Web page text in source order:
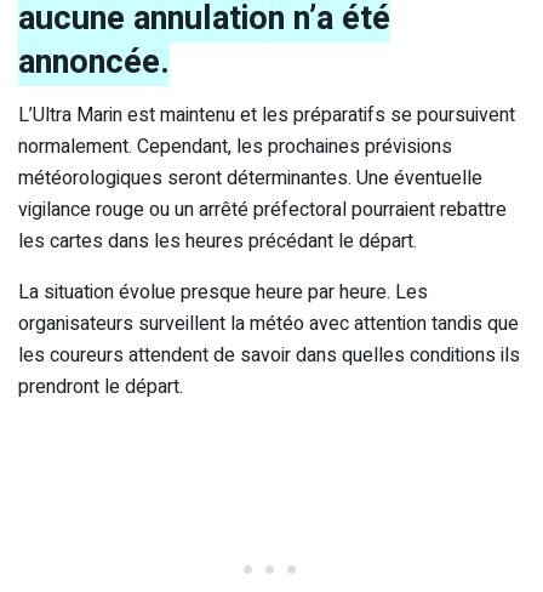
aucune annulation n’a été
annoncée.
L’Ultra Marin est maintenu et les préparatifs se poursuivent
normalement. Cependant, les prochaines prévisions
météorologiques seront déterminantes. Une éventuelle
vigilance rouge ou un arrêté préfectoral pourraient rebattre
les cartes dans les heures précédant le départ.
La situation évolue presque heure par heure. Les
organisateurs surveillent la météo avec attention tandis que
les coureurs attendent de savoir dans quelles conditions ils
prendront le départ.